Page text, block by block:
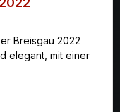
Breisgau 2022
elegant, mit einer